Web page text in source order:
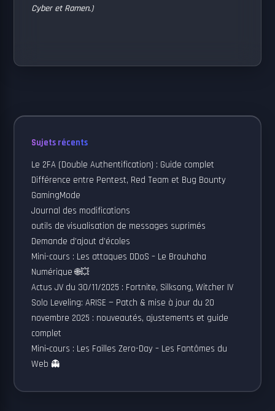
Cyber ​​et Ramen.)
Sujets récents
Le 2FA (Double Authentification) : Guide complet
Différence entre Pentest, Red Team et Bug Bounty
GamingMode
Journal des modifications
outils de visualisation de messages suprimés
Demande d’ajout d’écoles
Mini-cours : Les attaques DDoS – Le Brouhaha
Numérique 🌐💥
Actus JV du 30/11/2025 : Fortnite, Silksong, Witcher IV
Solo Leveling: ARISE — Patch & mise à jour du 20
novembre 2025 : nouveautés, ajustements et guide
complet
Mini‑cours : Les Failles Zero-Day – Les Fantômes du
Web 👻